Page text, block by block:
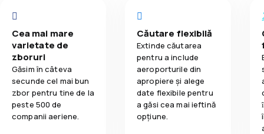
Cea mai mare
varietate de
zboruri
Găsim în câteva
secunde cel mai bun
zbor pentru tine de la
peste 500 de
companii aeriene.
Căutare flexibilă
Extinde căutarea
pentru a include
aeroporturile din
apropiere și alege
date flexibile pentru
a găsi cea mai ieftină
opțiune.